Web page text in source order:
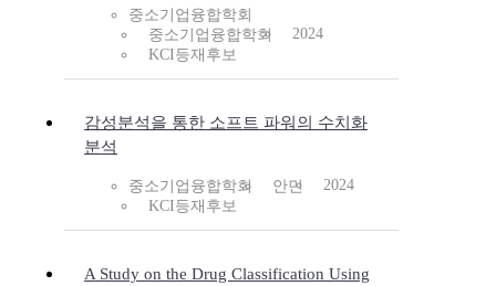
중소기업융합학회
중소기업융합학회
2024
KCI등재후보
감성분석을 통한 소프트 파워의 수치화
분석
중소기업융합학회 안민
2024
KCI등재후보
A Study on the Drug Classification Using